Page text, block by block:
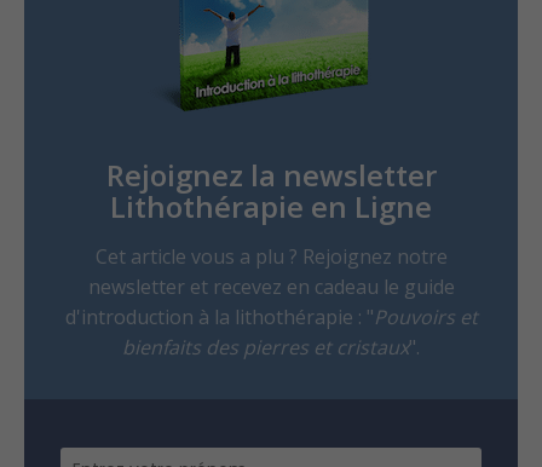
Rejoignez la newsletter
Lithothérapie en Ligne
Cet article vous a plu ? Rejoignez notre
newsletter et recevez en cadeau le guide
d'introduction à la lithothérapie : "Pouvoirs et
bienfaits des pierres et cristaux".